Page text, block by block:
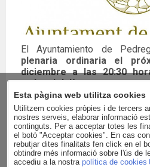
El Ayuntamiento de
plenaria ordinaria el
diciembre a las20:30
orden del día:
Aprobación del acta
noviembre de 2015.
Dar cuenta de las
Toma de posesión de la
Angela Barber Carrió.
Dar cuenta de la
Esta pàgina web utilitza cookies
Utilitzem cookies pròpies i de tercers
nostres serveis, elaborar informació
continguts. Per a acceptar totes les
el botó "Acceptar cookies". En cas
rebutjar dites finalitats fen click en el
obtindre més informació sobre l'ús de
accediu a la nostra política de cookies